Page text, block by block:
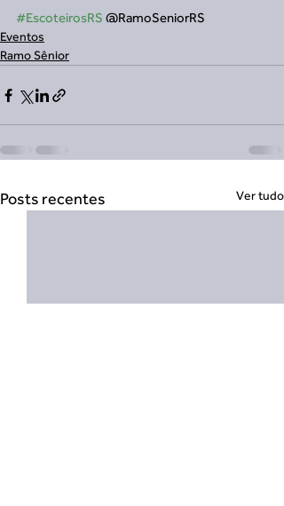
#EscoteirosRS @RamoSeniorRS
Eventos
Ramo Sênior
Posts recentes Ver tudo